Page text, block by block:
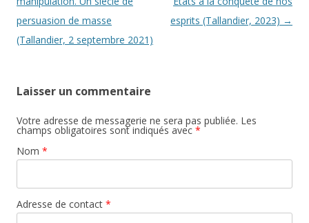
persuasion de masse
(Tallandier, 2 septembre 2021)
esprits (Tallandier, 2023) →
Laisser un commentaire
Votre adresse de messagerie ne sera pas publiée. Les
champs obligatoires sont indiqués avec *
Nom *
Adresse de contact *